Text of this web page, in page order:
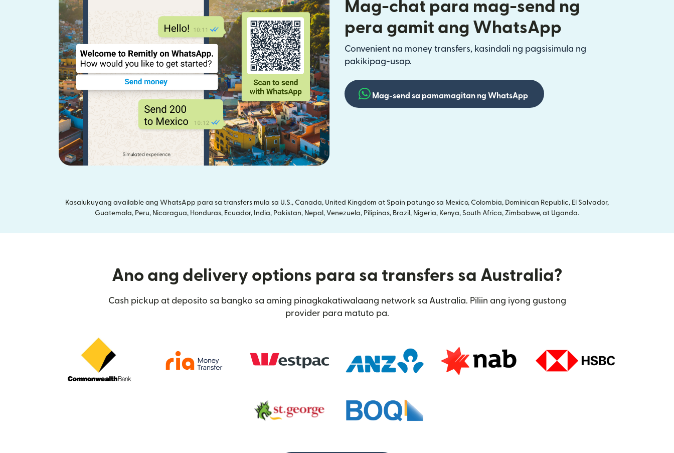
Mag-chat para mag-send ng
pera gamit ang WhatsApp
Convenient na money transfers, kasindali ng pagsisimula ng
pakikipag-usap.
Mag-send sa pamamagitan ng WhatsApp
Kasalukuyang available ang WhatsApp para sa transfers mula sa U.S., Canada, United Kingdom at Spain patungo sa Mexico, Colombia, Dominican Republic, El Salvador,
Guatemala, Peru, Nicaragua, Honduras, Ecuador, India, Pakistan, Nepal, Venezuela, Pilipinas, Brazil, Nigeria, Kenya, South Africa, Zimbabwe, at Uganda.
Ano ang delivery options para sa transfers sa Australia?
Cash pickup at deposito sa bangko sa aming pinagkakatiwalaang network sa Australia. Piliin ang iyong gustong
provider para matuto pa.